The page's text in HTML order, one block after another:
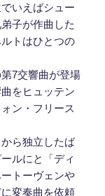
いえばシュー
子が作曲した
トはひとつの
7交響曲が登場
をヒュッテン
ン・フリース
ら独立したば
ルにと「ディ
トーヴェンや
変奏曲を依頼